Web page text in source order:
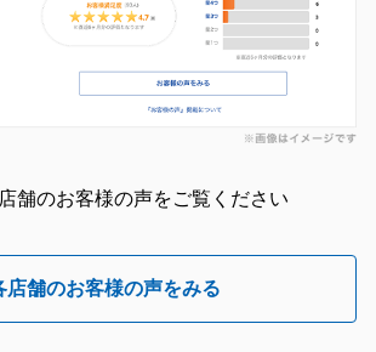
舗のお客様の声をご覧ください
店舗のお客様の声をみる